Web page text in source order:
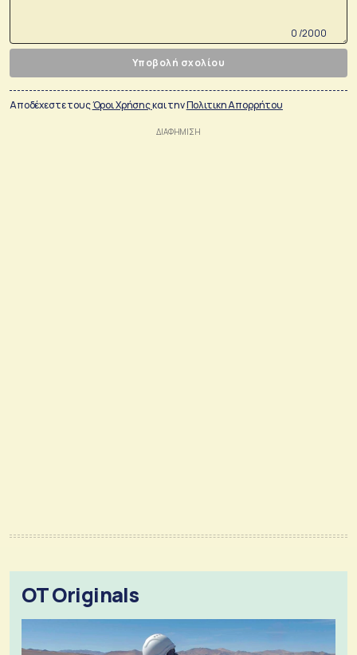
0 /2000
Υποβολή σχολίου
Αποδέχεστε τουςΌροι Χρήσηςκαι τηνΠολιτικη Απορρήτου
OT Originals